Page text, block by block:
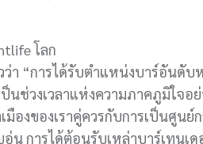
โลก
ว่า “การได้รับตำแหน่งบาร์อันดั
นช่วงเวลาแห่งความภาคภูมิใจ
องของเราคู่ควรกับการเป็นศูน
น การได้ต้อนรับเหล่าบาร์เทนเ